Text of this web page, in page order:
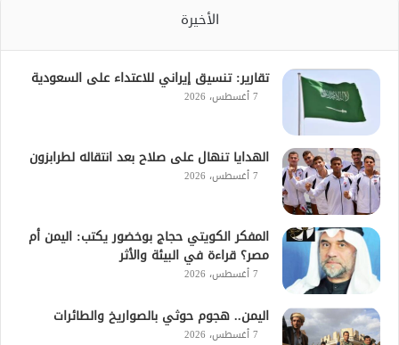
الأخيرة
تقارير: تنسيق إيراني للاعتداء على السعودية
7 أغسطس، 2026
الهدايا تنهال على صلاح بعد انتقاله لطرابزون
7 أغسطس، 2026
المفكر الكويتي حجاج بوخضور يكتب: اليمن أم
مصر؟ قراءة في البيئة والأثر
7 أغسطس، 2026
اليمن.. هجوم حوثي بالصواريخ والطائرات
7 أغسطس، 2026